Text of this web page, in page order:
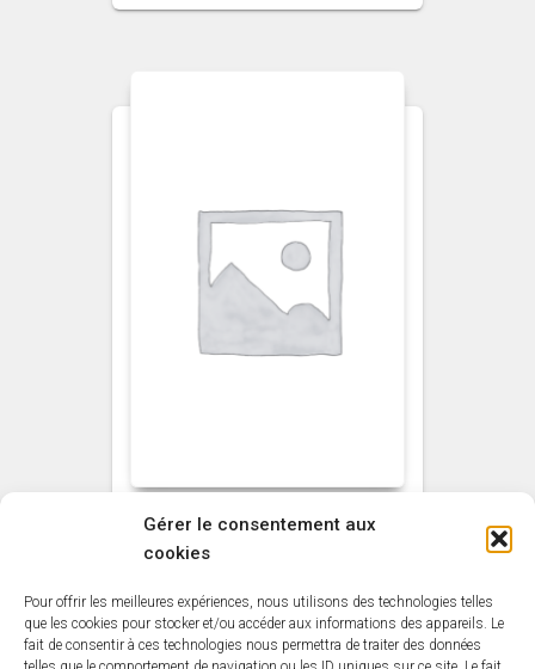
Gérer le consentement aux
cookies
Pour offrir les meilleures expériences, nous utilisons des technologies telles
que les cookies pour stocker et/ou accéder aux informations des appareils. Le
fait de consentir à ces technologies nous permettra de traiter des données
NON CLASSÉ
Vernis Total Resist’
sans odeur MAULER
Aspect Cire Incolore
1L